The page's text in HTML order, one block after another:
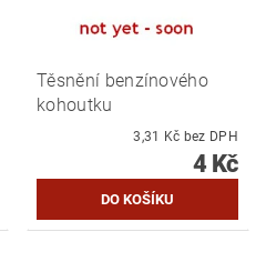
Těsnění benzínového
kohoutku
3,31 Kč bez DPH
4 Kč